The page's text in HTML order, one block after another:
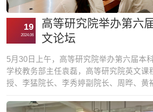
19
2024.06
高等研究院举办第六
文论坛
5月30日上午，高等研究院举办第六届本
学校教务部主任袁磊，高等研究院英文课
授、李猛院长、李秀婷副院长、周晔、黄
熠霖、何旻轩、郑泽凯、钟梓涵、林俊安